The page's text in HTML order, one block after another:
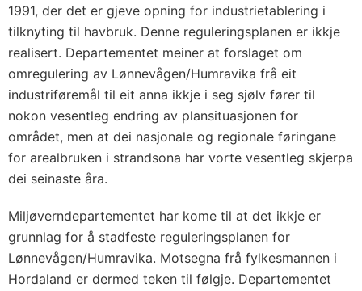
1991, der det er gjeve opning for industrietablering i
tilknyting til havbruk. Denne reguleringsplanen er ikkje
realisert. Departementet meiner at forslaget om
omregulering av Lønnevågen/Humravika frå eit
industriføremål til eit anna ikkje i seg sjølv fører til
nokon vesentleg endring av plansituasjonen for
området, men at dei nasjonale og regionale føringane
for arealbruken i strandsona har vorte vesentleg skjerpa
dei seinaste åra.
Miljøverndepartementet har kome til at det ikkje er
grunnlag for å stadfeste reguleringsplanen for
Lønnevågen/Humravika. Motsegna frå fylkesmannen i
Hordaland er dermed teken til følgje. Departementet